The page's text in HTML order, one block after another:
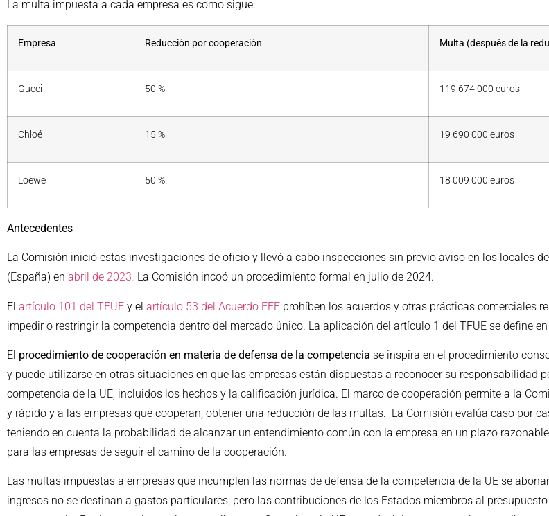
La multa impuesta a cada empresa es como sigue:
Empresa Reducción por cooperación Multa (después de la
Gucci 50 %. 119 674 000 euros
Chloé 15 %. 19 690 000 euros
Loewe 50 %. 18 009 000 euros
Antecedentes
La Comisión inició estas investigaciones de oficio y llevó a cabo inspecciones sin previo aviso en los locales
(España) en abril de 2023. La Comisión incoó un procedimiento formal en julio de 2024.
El artículo 101 del TFUE y el artículo 53 del Acuerdo EEE prohíben los acuerdos y otras prácticas comerciales
impedir o restringir la competencia dentro del mercado único. La aplicación del artículo 1 del TFUE se define en
El procedimiento de cooperación en materia de defensa de la competencia se inspira en el procedimiento
y puede utilizarse en otras situaciones en que las empresas están dispuestas a reconocer su responsabilidad
competencia de la UE, incluidos los hechos y la calificación jurídica. El marco de cooperación permite a la
y rápido y a las empresas que cooperan, obtener una reducción de las multas. La Comisión evalúa caso por
teniendo en cuenta la probabilidad de alcanzar un entendimiento común con la empresa en un plazo
para las empresas de seguir el camino de la cooperación.
Las multas impuestas a empresas que incumplen las normas de defensa de la competencia de la UE se
ingresos no se destinan a gastos particulares, pero las contribuciones de los Estados miembros al